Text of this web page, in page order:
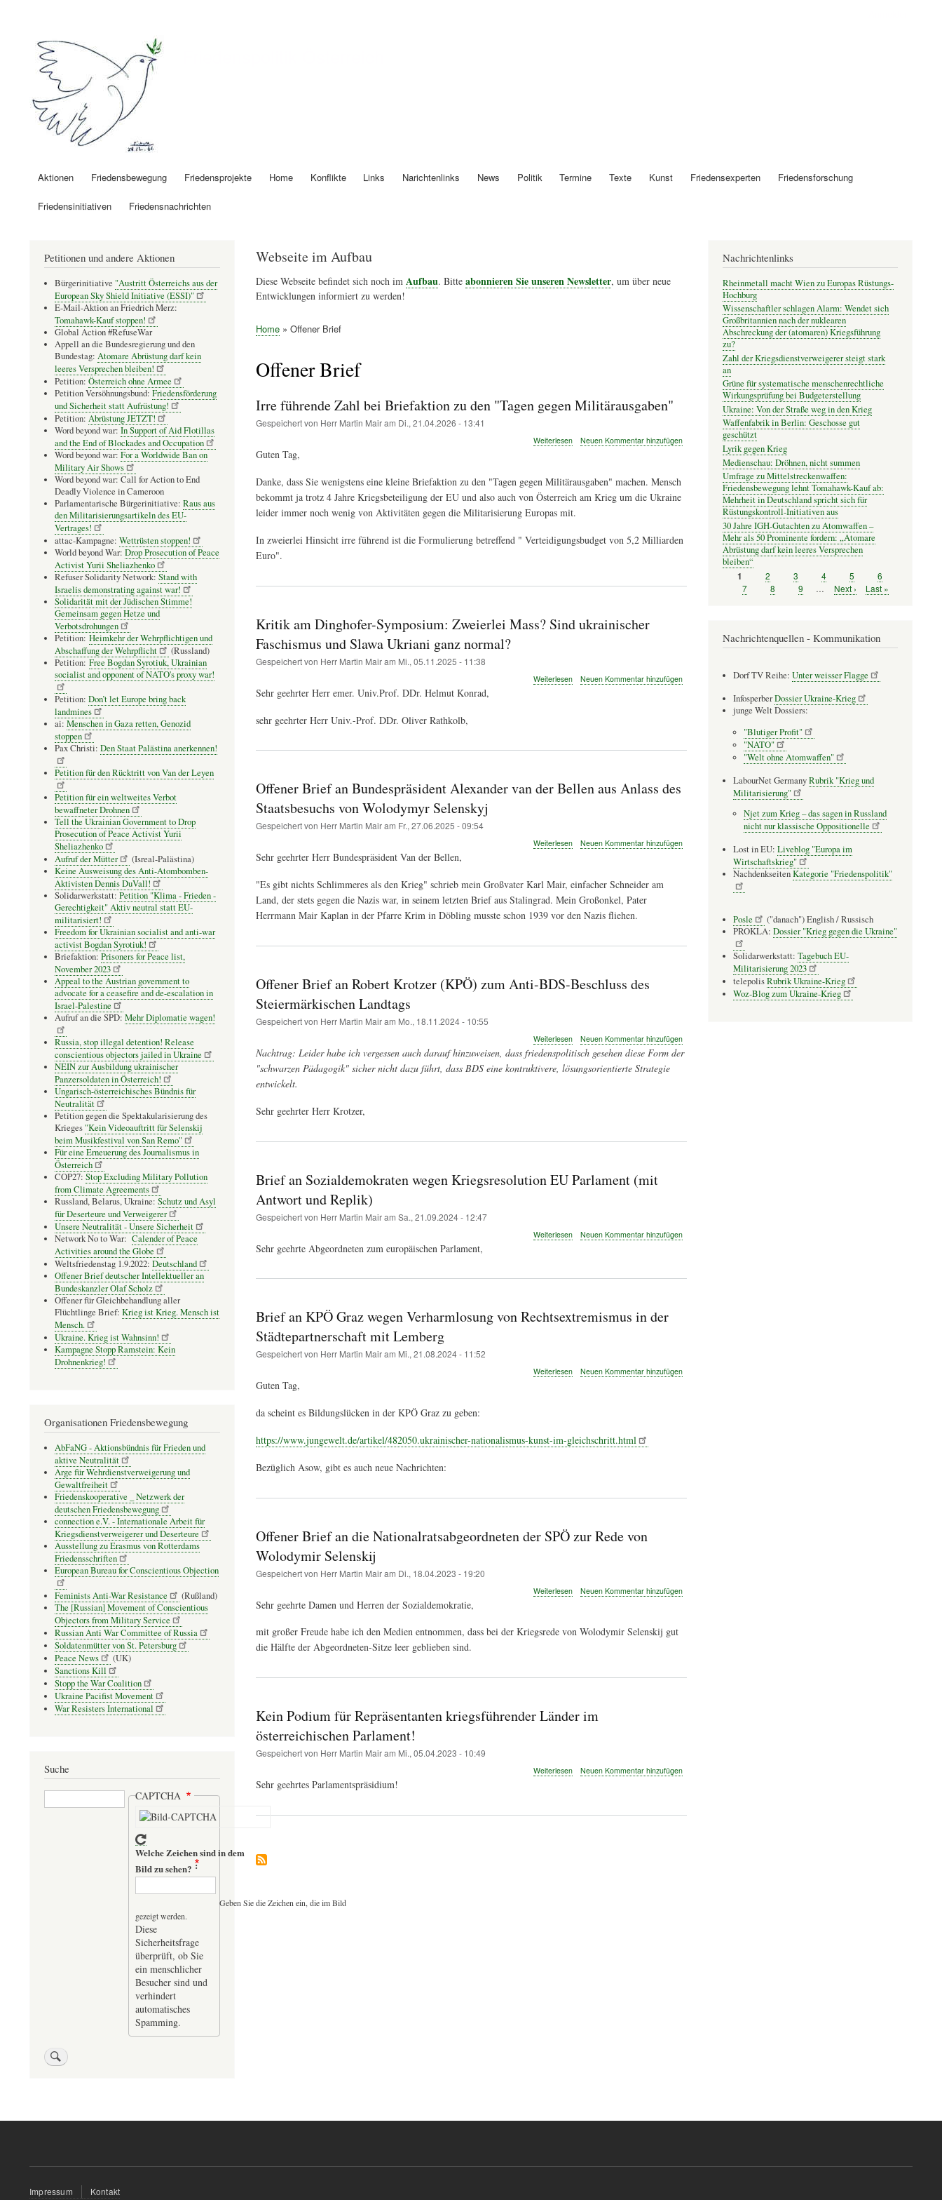
Hauptnavigation
Aktionen Friedensbewegung Friedensprojekte Home Konflikte Links Narichtenlinks News Politik Termine Texte Kunst Friedensexperten Friedensforschung
Friedensinitiativen Friedensnachrichten
Webseite im Aufbau
Diese Webseite befindet sich noch im Aufbau. Bitte abonnieren Sie unseren Newsletter, um über neue
Entwicklungen informiert zu werden!
Home Offener Brief
Offener Brief
Irre führende Zahl bei Briefaktion zu den "Tagen gegen Militärausgaben"
Gespeichert von Herr Martin Mairam Di., 21.04.2026 - 13:41
Weiterlesen über
bei
Briefaktion
zu
"Tagen
gegen
Neuen Kommentar hinzufügen
Guten Tag,
Danke, dass Sie wenigstens eine kleine Briefaktion zu den "Tagen gegen Militärausgaben" machen. Mensch
bekommt ja trotz 4 Jahre Kriegsbeteiligung der EU und also auch von Österreich am Krieg um die Ukraine
leider immer noch wenig von Aktivitäten gegen die Militarisierung Europas mit.
In zweierlei Hinsicht irre führend ist die Formulierung betreffend " Verteidigungsbudget von 5,2 Milliarden
Euro".
Kritik am Dinghofer-Symposium: Zweierlei Mass? Sind ukrainischer
Faschismus und Slawa Ukriani ganz normal?
Gespeichert von Herr Martin Mairam Mi., 05.11.2025 - 11:38
Weiterlesen über
Mass?
Faschismus
und
normal?
Neuen Kommentar hinzufügen
Sehr geehrter Herr emer. Univ.Prof. DDr. Helmut Konrad,
sehr geehrter Herr Univ.-Prof. DDr. Oliver Rathkolb,
Offener Brief an Bundespräsident Alexander van der Bellen aus Anlass des
Staatsbesuchs von Wolodymyr Selenskyj
Gespeichert von Herr Martin Mairam Fr., 27.06.2025 - 09:54
Weiterlesen über
Bundespräsident
Alexander
van
aus
Staatsbesuchs
Neuen Kommentar hinzufügen
Sehr geehrter Herr Bundespräsident Van der Bellen,
"Es gibt nichts Schlimmeres als den Krieg" schrieb mein Großvater Karl Mair, einfacher Schneider am
Land, der stets gegen die Nazis war, in seinem letzten Brief aus Stalingrad. Mein Großonkel, Pater
Herrmann Mair Kaplan in der Pfarre Krim in Döbling musste schon 1939 vor den Nazis fliehen.
Offener Brief an Robert Krotzer (KPÖ) zum Anti-BDS-Beschluss des
Steiermärkischen Landtags
Gespeichert von Herr Martin Mairam Mo., 18.11.2024 - 10:55
Weiterlesen über
Offener
an
BDS-
Steiermärkischen
Neuen Kommentar hinzufügen
Nachtrag: Leider habe ich vergessen auch darauf hinzuweisen, dass friedenspolitisch gesehen diese Form der
"schwarzen Pädagogik" sicher nicht dazu führt, dass BDS eine kontruktivere, lösungsorientierte Strategie
entwickelt.
Sehr geehrter Herr Krotzer,
Brief an Sozialdemokraten wegen Kriegsresolution EU Parlament (mit
Antwort und Replik)
Gespeichert von Herr Martin Mairam Sa., 21.09.2024 - 12:47
Weiterlesen über
wegen
Parlament
Neuen Kommentar hinzufügen
Sehr geehrte Abgeordneten zum europäischen Parlament,
Brief an KPÖ Graz wegen Verharmlosung von Rechtsextremismus in der
Städtepartnerschaft mit Lemberg
Gespeichert von Herr Martin Mairam Mi., 21.08.2024 - 11:52
Weiterlesen über
Verharmlosung
Städtepartnerschaft
Neuen Kommentar hinzufügen
Guten Tag,
da scheint es Bildungslücken in der KPÖ Graz zu geben:
https://www.jungewelt.de/artikel/482050.ukrainischer-nationalismus-kunst-im-gleichschritt.html
Bezüglich Asow, gibt es auch neue Nachrichten:
Offener Brief an die Nationalratsabgeordneten der SPÖ zur Rede von
Wolodymir Selenskij
Gespeichert von Herr Martin Mairam Di., 18.04.2023 - 19:20
Weiterlesen über
die
Wolodymir
Neuen Kommentar hinzufügen
Sehr geehrte Damen und Herren der Sozialdemokratie,
mit großer Freude habe ich den Medien entnommen, dass bei der Kriegsrede von Wolodymir Selenskij gut
die Hälfte der Abgeordneten-Sitze leer geblieben sind.
Kein Podium für Repräsentanten kriegsführender Länder im
österreichischen Parlament!
Gespeichert von Herr Martin Mairam Mi., 05.04.2023 - 10:49
Weiterlesen über
Repräsentanten
Neuen Kommentar hinzufügen
Sehr geehrtes Parlamentspräsidium!
Petitionen und andere Aktionen
Bürgerinitiative "Austritt Österreichs aus der
European Sky Shield Initiative (ESSI)"
E-Mail-Aktion an Friedrich Merz:
Tomahawk-Kauf stoppen!
Global Action #RefuseWar
Appell an die Bundesregierung und den
Bundestag: Atomare Abrüstung darf kein
leeres Versprechen bleiben!
Petition: Österreich ohne Armee
Petition Versöhnungsbund: Friedensförderung
und Sicherheit statt Aufrüstung!
Petition: Abrüstung JETZT!
Word beyond war: In Support of Aid Flotillas
and the End of Blockades and Occupation
Word beyond war: For a Worldwide Ban on
Military Air Shows
Word beyond war: Call for Action to End
Deadly Violence in Cameroon
Parlamentarische Bürgerinitiative: Raus aus
den Militarisierungsartikeln des EU-
Vertrages!
attac-Kampagne: Wettrüsten stoppen!
World beyond War: Drop Prosecution of Peace
Activist Yurii Sheliazhenko
Refuser Solidarity Network: Stand with
Israelis demonstrating against war!
Solidarität mit der Jüdischen Stimme!
Gemeinsam gegen Hetze und
Verbotsdrohungen
Petition: Heimkehr der Wehrpflichtigen und
Abschaffung der Wehrpflicht
(Russland)
Petition: Free Bogdan Syrotiuk, Ukrainian
socialist and opponent of NATO's proxy war!
Petition: Don’t let Europe bring back
landmines
ai: Menschen in Gaza retten, Genozid
stoppen
Pax Christi: Den Staat Palästina anerkennen!
Petition für den Rücktritt von Van der Leyen
Petition für ein weltweites Verbot
bewaffneter Drohnen
Tell the Ukrainian Government to Drop
Prosecution of Peace Activist Yurii
Sheliazhenko
Aufruf der Mütter
(Isreal-Palästina)
Keine Ausweisung des Anti-Atombomben-
Aktivisten Dennis DuVall!
Solidarwerkstatt: Petition "Klima - Frieden -
Gerechtigkeit" Aktiv neutral statt EU-
militarisiert!
Freedom for Ukrainian socialist and anti-war
activist Bogdan Syrotiuk!
Briefaktion: Prisoners for Peace list,
November 2023
Appeal to the Austrian government to
advocate for a ceasefire and de-escalation in
Israel-Palestine
Aufruf an die SPD: Mehr Diplomatie wagen!
Russia, stop illegal detention! Release
conscientious objectors jailed in Ukraine
NEIN zur Ausbildung ukrainischer
Panzersoldaten in Österreich!
Ungarisch-österreichisches Bündnis für
Neutralität
Petition gegen die Spektakularisierung des
Krieges "Kein Videoauftritt für Selenskij
beim Musikfestival von San Remo"
Für eine Erneuerung des Journalismus in
Österreich
COP27: Stop Excluding Military Pollution
from Climate Agreements
Russland, Belarus, Ukraine: Schutz und Asyl
für Deserteure und Verweigerer
Unsere Neutralität - Unsere Sicherheit
Network No to War: Calender of Peace
Activities around the Globe
Weltsfriedenstag 1.9.2022: Deutschland
Offener Brief deutscher Intellektueller an
Bundeskanzler Olaf Scholz
Offener für Gleichbehandlung aller
Flüchtlinge Brief: Krieg ist Krieg. Mensch ist
Mensch.
Ukraine. Krieg ist Wahnsinn!
Kampagne Stopp Ramstein: Kein
Drohnenkrieg!
Organisationen Friedensbewegung
AbFaNG - Aktionsbündnis für Frieden und
aktive Neutralität
Arge für Wehrdienstverweigerung und
Gewaltfreiheit
Friedenskooperative _ Netzwerk der
deutschen Friedensbewegung
connection e.V. - Inter­na­tio­nale Arbeit für
Kriegs­dienst­ver­wei­gerer und Deser­teure
Ausstellung zu Erasmus von Rotterdams
Friedensschriften
European Bureau for Conscientious Objection
Feminists Anti-War Resistance
(Rußland)
The [Russian] Movement of Conscientious
Objectors from Military Service
Russian Anti War Committee of Russia
Soldatenmütter von St. Petersburg
Peace News
(UK)
Sanctions Kill
Stopp the War Coalition
Ukraine Pacifist Movement
War Resisters International
Suche
Suche CAPTCHA
Welche Zeichen sind in dem
Bild zu sehen?
Geben Sie die Zeichen ein, die im Bild
gezeigt werden.
Diese
Sicherheitsfrage
überprüft, ob Sie
ein menschlicher
Besucher sind und
verhindert
automatisches
Spamming.
Nachrichtenlinks
Rheinmetall macht Wien zu Europas Rüstungs-
Hochburg
Wissenschaftler schlagen Alarm: Wendet sich
Großbritannien nach der nuklearen
Abschreckung der (atomaren) Kriegsführung
zu?
Zahl der Kriegsdienstverweigerer steigt stark
an
Grüne für systematische menschenrechtliche
Wirkungsprüfung bei Budgeterstellung
Ukraine: Von der Straße weg in den Krieg
Waffenfabrik in Berlin: Geschosse gut
geschützt
Lyrik gegen Krieg
Medienschau: Dröhnen, nicht summen
Umfrage zu Mittelstreckenwaffen:
Friedensbewegung lehnt Tomahawk-Kauf ab:
Mehrheit in Deutschland spricht sich für
Rüstungskontroll-Initiativen aus
30 Jahre IGH-Gutachten zu Atomwaffen –
Mehr als 50 Prominente fordern: „Atomare
Abrüstung darf kein leeres Versprechen
bleiben“
Seitennummerierung
Seite
1 Seite
2 Seite
3 Seite
4 Seite
5 Seite
6
Seite
7 Seite
8 Seite
9 …
Nächste
Next ›
Letzte
Last »
Nachrichtenquellen - Kommunikation
Dorf TV Reihe: Unter weisser Flagge
InfosperberDossier Ukraine-Krieg
junge Welt Dossiers:
"Blutiger Profit"
"NATO"
"Welt ohne Atomwaffen"
LabourNet GermanyRubrik "Krieg und
Militarisierung"
Njet zum Krieg – das sagen in Russland
nicht nur klassische Oppositionelle
Lost in EU: Liveblog "Europa im
Wirtschaftskrieg"
NachdenkseitenKategorie "Friedenspolitik"
Posle
("danach") English / Russisch
PROKLA: Dossier "Krieg gegen die Ukraine"
Solidarwerkstatt: Tagebuch EU-
Militarisierung 2023
telepolisRubrik Ukraine-Krieg
Woz-Blog zum Ukraine-Krieg
Fußzeilenmenü
Impressum Kontakt